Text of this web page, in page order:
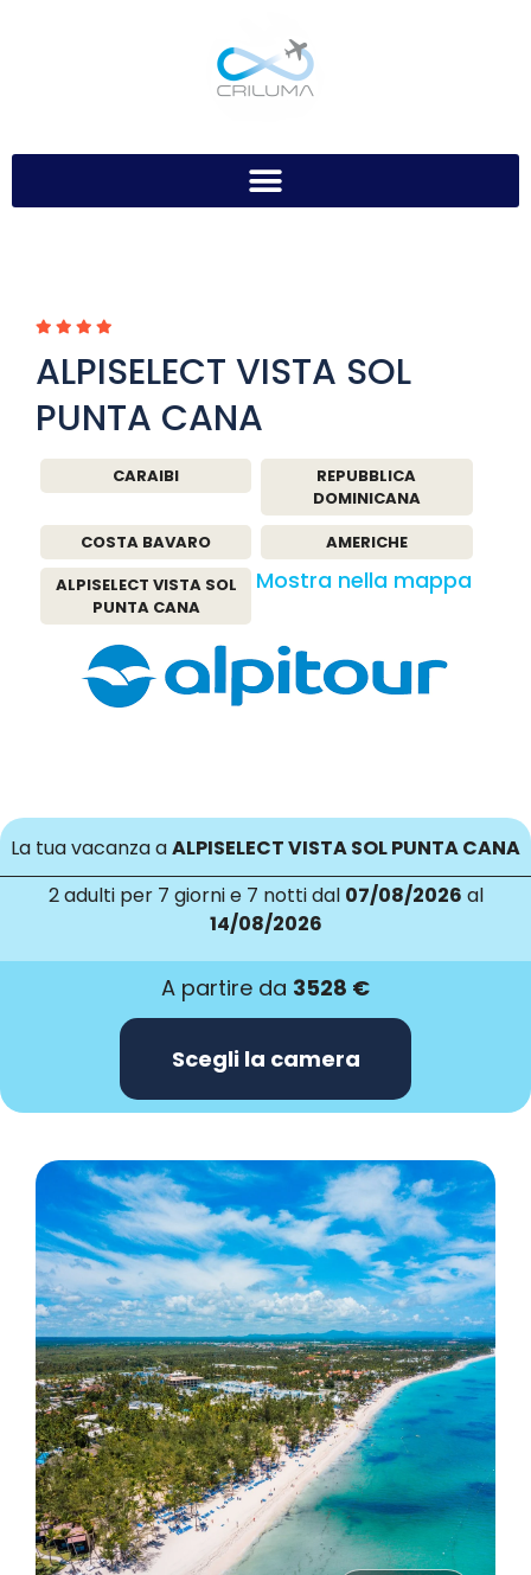
ALPISELECT VISTA SOL
PUNTA CANA
CARAIBI
REPUBBLICA
DOMINICANA
COSTA BAVARO
AMERICHE
ALPISELECT VISTA SOL
PUNTA CANA
Mostra nella mappa
La tua vacanza aALPISELECT VISTA SOL PUNTA CANA
2 adultiper 7 giorni e 7 notti dal 07/08/2026 al
14/08/2026
A partire da 3528 €
Scegli la camera